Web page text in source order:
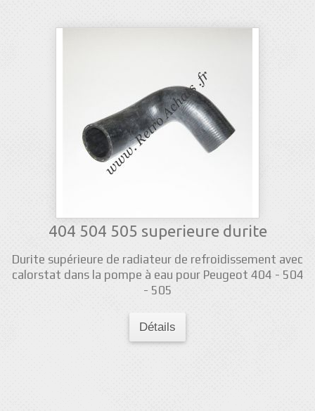
404 504 505 superieure durite
Durite supérieure de radiateur de refroidissement avec
calorstat dans la pompe à eau pour Peugeot 404 - 504
- 505
Détails